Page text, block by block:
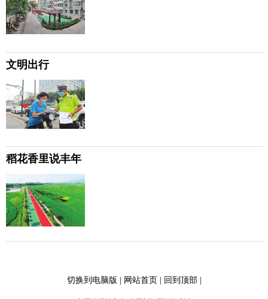
文明出行
稻花香里说丰年
切换到电脑版 | 网站首页| 回到顶部|